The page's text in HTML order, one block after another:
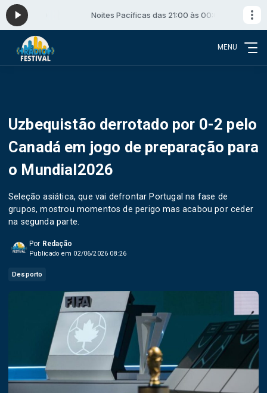
às 00:00 Noites Pacíficas das 21:00 às 00:00
MENU
Uzbequistão derrotado por 0-2 pelo
Canadá em jogo de preparação para
o Mundial2026
Seleção asiática, que vai defrontar Portugal na fase de
grupos, mostrou momentos de perigo mas acabou por ceder
na segunda parte.
Por Redação
Publicado em 02/06/2026 08:26
Desporto